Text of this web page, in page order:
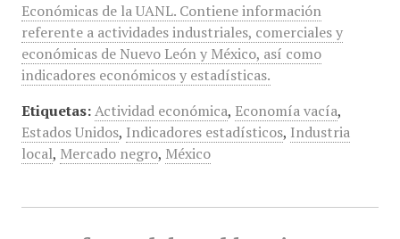
Económicas de la UANL. Contiene información
referente a actividades industriales, comerciales y
económicas de Nuevo León y México, así como
indicadores económicos y estadísticas.
Etiquetas: Actividad económica, Economía vacía,
Estados Unidos, Indicadores estadísticos, Industria
local, Mercado negro, México